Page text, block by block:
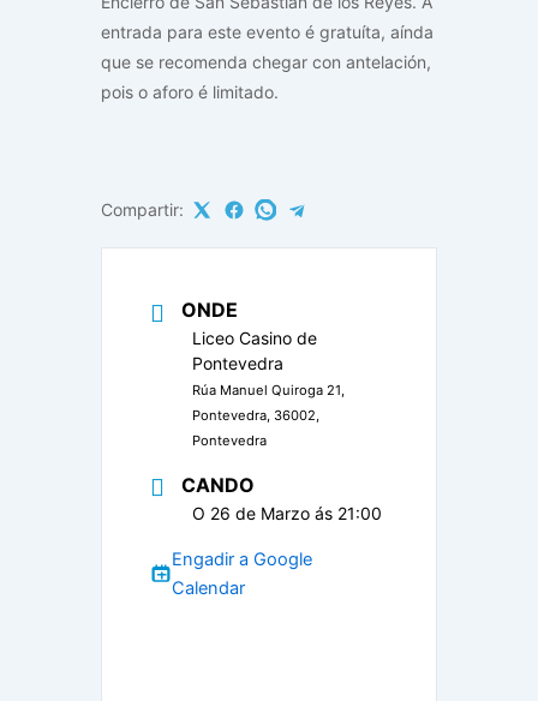
entrada para este evento é gratuíta, aínda
que se recomenda chegar con antelación,
pois o aforo é limitado.
Compartir:
ONDE
Liceo Casino de
Pontevedra
Rúa Manuel Quiroga 21,
Pontevedra, 36002,
Pontevedra
CANDO
O 26 de Marzo ás 21:00
Engadir a Google
Calendar